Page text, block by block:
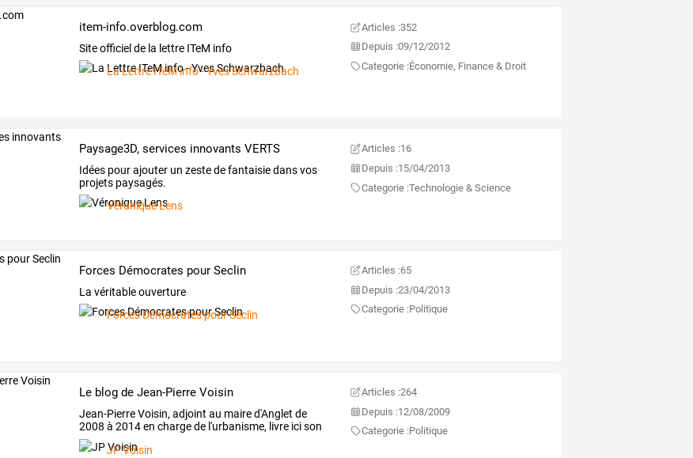
item-info.overblog.com
Site officiel de la lettre ITeM info
La Lettre ITeM info - Yves Schwarzbach
Articles :352
Depuis :09/12/2012
Categorie :Économie, Finance & Droit
Paysage3D, services innovants VERTS
Idées pour ajouter un zeste de fantaisie dans vos
projets paysagés.
Véronique Lens
Articles :16
Depuis :15/04/2013
Categorie :Technologie & Science
Forces Démocrates pour Seclin
La véritable ouverture
Forces Démocrates pour Seclin
Articles :65
Depuis :23/04/2013
Categorie :Politique
Le blog de Jean-Pierre Voisin
Jean-PierreVoisin, adjoint au maired'Anglet de
2008 à 2014en chargede l'urbanisme, livre icison
point
JP Voisin
Articles :264
Depuis :12/08/2009
Categorie :Politique